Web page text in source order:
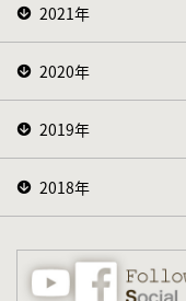
2021年
2020年
2019年
2018年